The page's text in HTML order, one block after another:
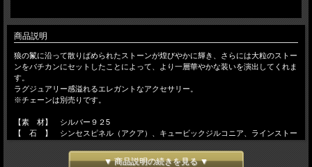
商品説明
狼の鬣に沿って散りばめられたストーンが煌びやかに輝き、さらには大粒のストー
ンをバチカンにセットしたことによって、より一層華やかな装いを演出してくれま
す。
ラグジュアリー感溢れるエレガントなアクセサリー。
※チェーンは別売りです。
【素 材】 シルバー９２5
【 石 】 シンセスピネル（アクア）、キュービックジルコニア、ラインストー
【サイズ】 Ｗ１２ｍｍ×Ｈ４５ｍｍ
▼ 商品説明の続きを見る ▼